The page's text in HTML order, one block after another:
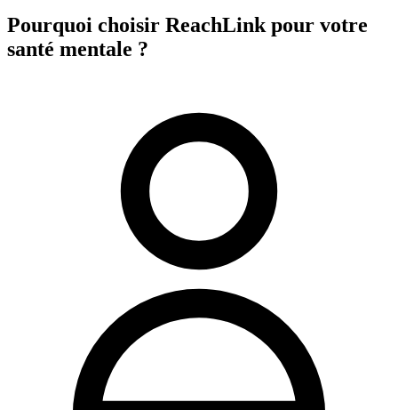
Pourquoi choisir ReachLink pour votre
santé mentale ?